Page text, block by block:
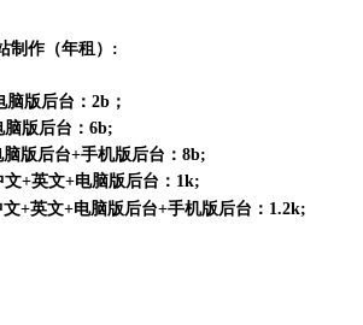
网站制作（年租）:
板+电脑版后台：2b；
机+电脑版后台：6b;
+电脑版后台+手机版后台：8b;
+中文+英文+电脑版后台：1k;
+英文+电脑版后台+手机版后台：1.2k;